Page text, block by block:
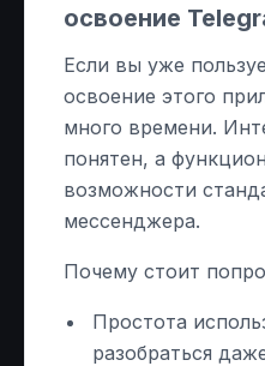
освоение
Если вы уже
освоение этого
много времени.
понятен, а
возможности
мессенджера.
Почему стоит
Простота
разобраться